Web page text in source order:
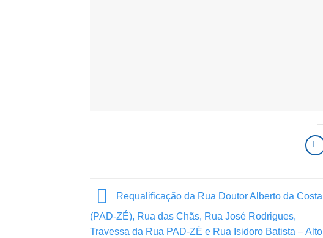
Requalificação da Rua Doutor Alberto da Costa
(PAD-ZÉ), Rua das Chãs, Rua José Rodrigues,
Travessa da Rua PAD-ZÉ e Rua Isidoro Batista – Alto